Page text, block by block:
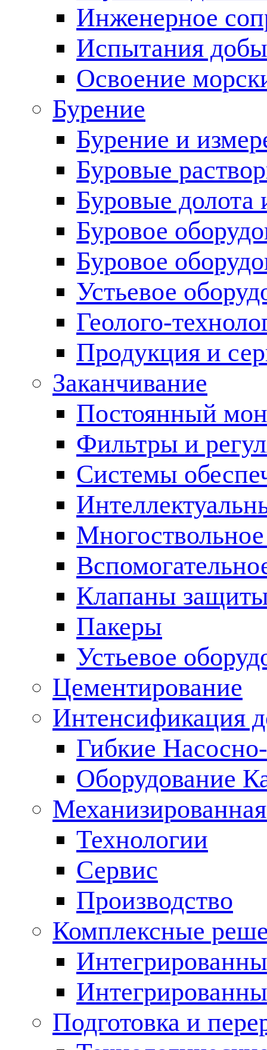
Инженерное
Испытания
Освоение
Бурение
Бурение и
Буровые
Буровые долота
Буровое
Буровое
Устьевое
Геолого-
Продукция и
Заканчивание
Постоянный
Фильтры и
Cистемы
Клапаны
Пакеры
Устьевое
Цементирование
Интенсификация
Гибкие
Оборудование
Технологии
Сервис
Производство
Комплексные
Подготовка и